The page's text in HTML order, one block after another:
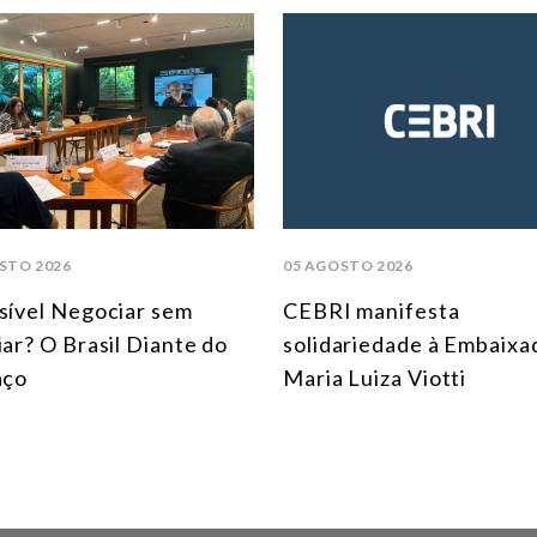
2026
Negociar sem
O Brasil Diante do
05 AGOSTO 2026
CEBRI manifesta
solidariedade à
Maria Luiza Viotti